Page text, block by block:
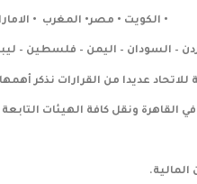
• الكويت • مصر• المغرب •
– السودان – اليمن – فلسطين –
القاهرة ونقل كافة الهيئات